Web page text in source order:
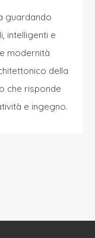
guardando
intelligenti e
modernità
della
che risponde
e ingegno.